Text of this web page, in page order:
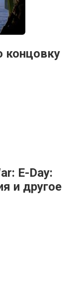
концовку
E-Day:
и другое